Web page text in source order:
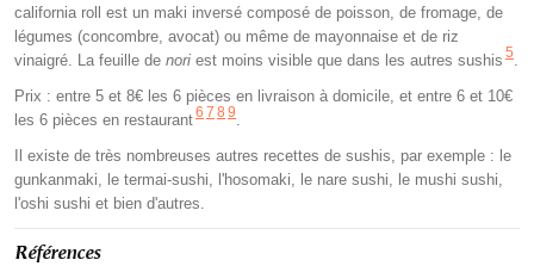
california roll est un maki inversé composé de poisson, de fromage, de
légumes (concombre, avocat) ou même de mayonnaise et de riz
vinaigré. La feuille de nori est moins visible que dans les autres sushis 5.
Prix : entre 5 et 8€ les 6 pièces en livraison à domicile, et entre 6 et 10€
les 6 pièces en restaurant6 7 8 9.
Il existe de très nombreuses autres recettes de sushis, par exemple : le
gunkanmaki, le termai-sushi, l'hosomaki, le nare sushi, le mushi sushi,
l'oshi sushi et bien d'autres.
Références